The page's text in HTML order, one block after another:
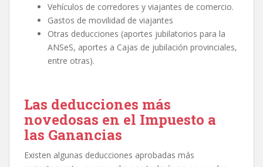
Vehículos de corredores y viajantes de comercio.
Gastos de movilidad de viajantes
Otras deducciones (aportes jubilatorios para la
ANSeS, aportes a Cajas de jubilación provinciales,
entre otras).
Las deducciones más
novedosas en el Impuesto a
las Ganancias
Existen algunas deducciones aprobadas más